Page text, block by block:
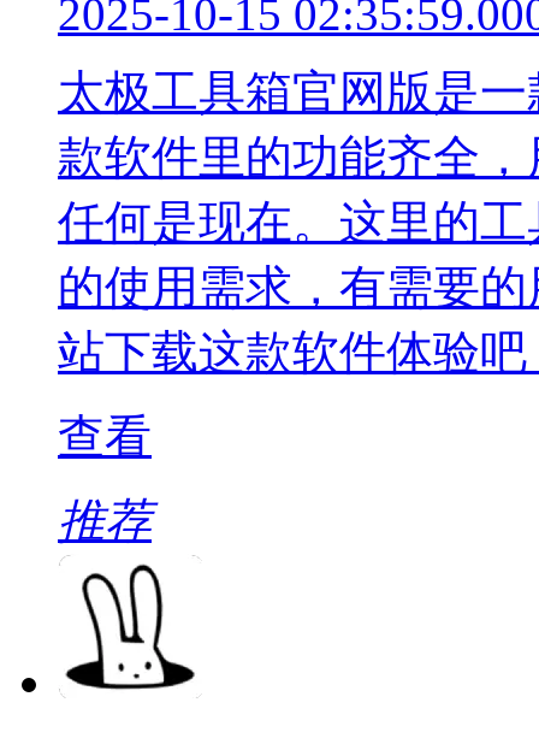
2025-10-15
太极工具箱官网版是
款软件里的功能齐全
任何是现在。这里的
的使用需求，有需要
站下载这款软件体验吧
查看
推荐